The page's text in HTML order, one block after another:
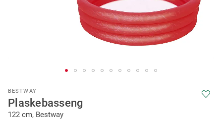
BESTWAY
Plaskebasseng
122 cm, Bestway
to
the
beginning